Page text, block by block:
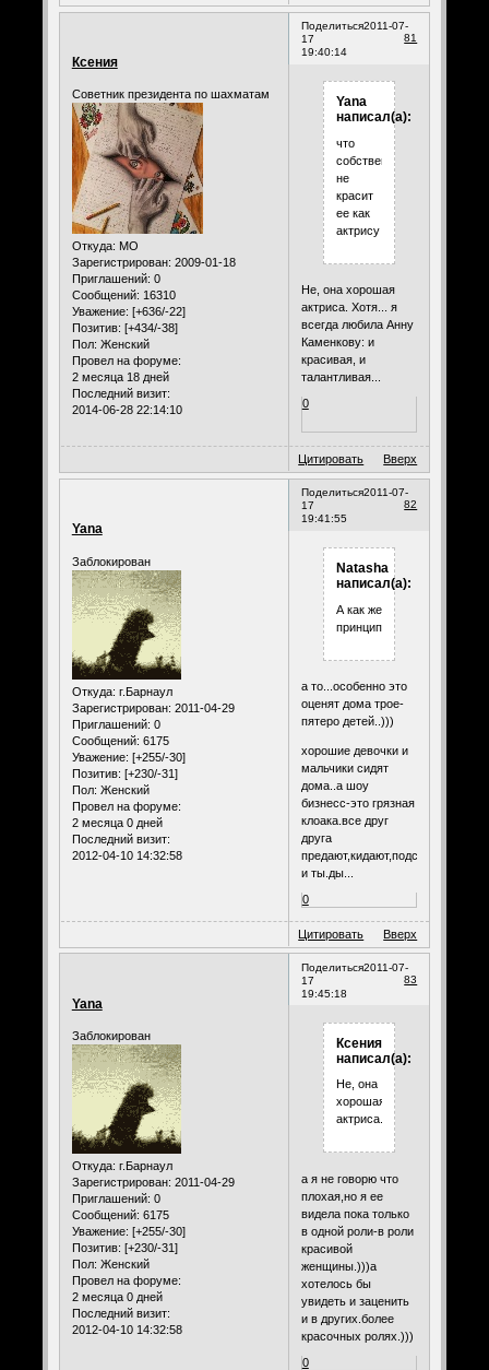
Поделиться
81
2011-07-
17
19:40:14
Ксения
Советник президента по шахматам
Откуда: МО
Зарегистрирован: 2009-01-18
Приглашений: 0
Сообщений: 16310
Уважение: [+636/-22]
Позитив: [+434/-38]
Пол: Женский
Провел на форуме:
2 месяца 18 дней
Последний визит:
2014-06-28 22:14:10
Yana
написал(а):
что
собственно
не
красит
ее как
актрису
Не, она хорошая
актриса. Хотя... я
всегда любила Анну
Каменкову: и
красивая, и
талантливая...
0
Цитировать Вверх
Поделиться
82
2011-07-
17
19:41:55
Yana
Заблокирован
Откуда: г.Барнаул
Зарегистрирован: 2011-04-29
Приглашений: 0
Сообщений: 6175
Уважение: [+255/-30]
Позитив: [+230/-31]
Пол: Женский
Провел на форуме:
2 месяца 0 дней
Последний визит:
2012-04-10 14:32:58
Natasha
написал(а):
А как же
принципы?
а то...особенно это
оценят дома трое-
пятеро детей..)))
хорошие девочки и
мальчики сидят
дома..а шоу
бизнесс-это грязная
клоака.все друг
друга
предают,кидают,подставляют
и ты.ды...
0
Цитировать Вверх
Поделиться
83
2011-07-
17
19:45:18
Yana
Заблокирован
Откуда: г.Барнаул
Зарегистрирован: 2011-04-29
Приглашений: 0
Сообщений: 6175
Уважение: [+255/-30]
Позитив: [+230/-31]
Пол: Женский
Провел на форуме:
2 месяца 0 дней
Последний визит:
2012-04-10 14:32:58
Ксения
написал(а):
Не, она
хорошая
актриса.
а я не говорю что
плохая,но я ее
видела пока только
в одной роли-в роли
красивой
женщины.)))а
хотелось бы
увидеть и заценить
и в других.более
красочных ролях.)))
0